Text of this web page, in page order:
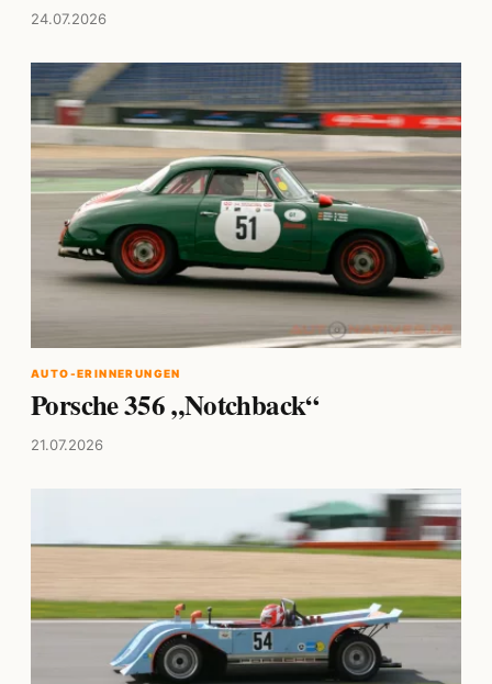
24.07.2026
AUTO-ERINNERUNGEN
Porsche 356 „Notchback“
21.07.2026